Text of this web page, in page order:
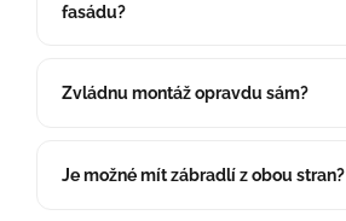
fasádu?
Zvládnu montáž opravdu sám?
Je možné mít zábradlí z obou stran?